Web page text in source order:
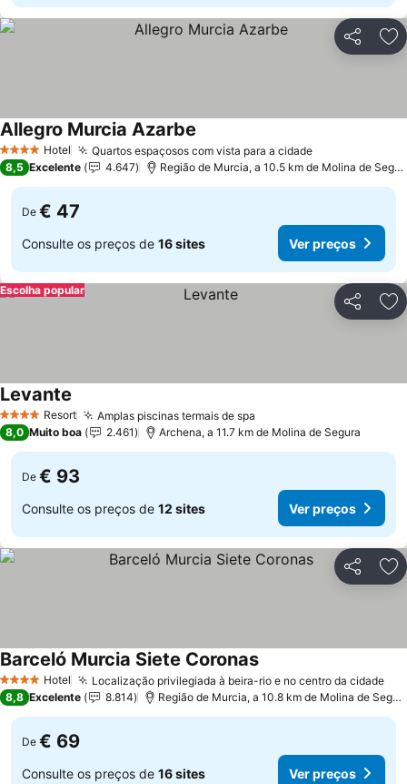
Partilhar
4 EstrelasHotel Quartos espaçosos com vista para a cidadeVer preços
Allegro Murcia Azarbe
8,5 Excelente 4.647 Região de Murcia, a 10.5 km de Molina de
De € 47
Consulte os preços de 16 sites Ver preços
Partilhar
Escolha popular
4 EstrelasResort Amplas piscinas termais de spa
Levante
8,0 Muito boa 2.461 Archena, a 11.7 km de Molina de Segura
De € 93
Consulte os preços de 12 sites Ver preços
Partilhar
4 EstrelasHotel Localização privilegiada à beira-rio e no centro da cidade
Barceló Murcia Siete CoronasVer preços
8,8 Excelente 8.814 Região de Murcia, a 10.8 km de Molina de
De € 69
Consulte os preços de 16 sites Ver preços